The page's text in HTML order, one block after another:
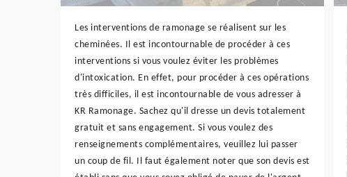
Les interventions de ramonage se réalisent sur les
cheminées. Il est incontournable de procéder à ces
interventions si vous voulez éviter les problèmes
d'intoxication. En effet, pour procéder à ces opérations
très difficiles, il est incontournable de vous adresser à
KR Ramonage. Sachez qu'il dresse un devis totalement
gratuit et sans engagement. Si vous voulez des
renseignements complémentaires, veuillez lui passer
un coup de fil. Il faut également noter que son devis est